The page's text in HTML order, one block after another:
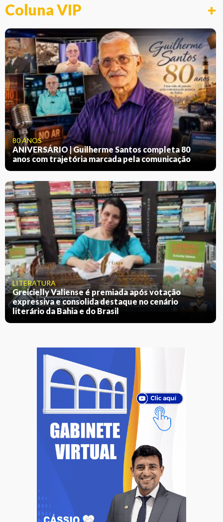
Coluna VIP +
80 ANOS
ANIVERSÁRIO | Guilherme Santos completa 80
anos com trajetória marcada pela comunicação
LITERATURA
Greicielly Valiense é premiada após votação
expressiva e consolida destaque no cenário
literário da Bahia e do Brasil